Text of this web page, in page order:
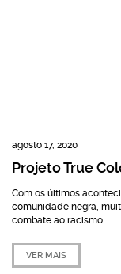
agosto 17, 2020
Projeto True
Com os últimos
comunidade negra,
combate ao racismo.
VER MAIS